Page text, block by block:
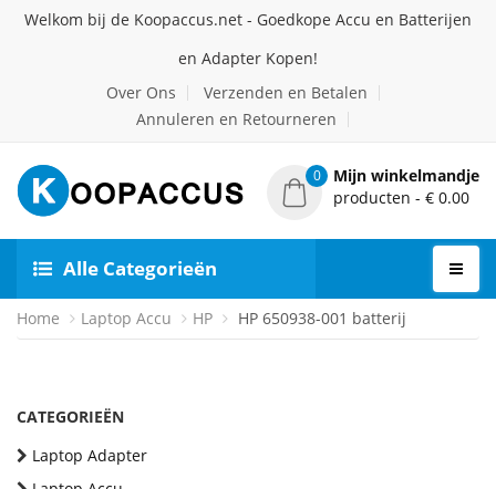
Welkom bij de Koopaccus.net - Goedkope Accu en Batterijen
en Adapter Kopen!
Over Ons
Verzenden en Betalen
Annuleren en Retourneren
0
Mijn winkelmandje
producten - € 0.00
Alle Categorieën
Home Laptop Accu HP HP 650938-001 batterij
CATEGORIEËN
Laptop Adapter